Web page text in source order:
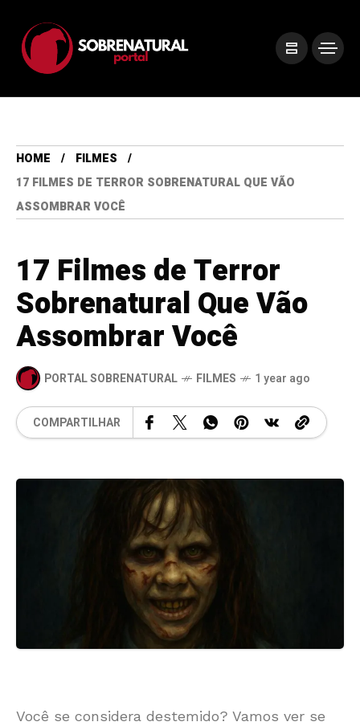
HOME
FILMES
17 FILMES DE TERROR SOBRENATURAL QUE VÃO
ASSOMBRAR VOCÊ
17 Filmes de Terror
Sobrenatural Que Vão
Assombrar Você
PORTAL SOBRENATURAL FILMES 1 year ago
COMPARTILHAR
Você se considera destemido? Vamos ver se